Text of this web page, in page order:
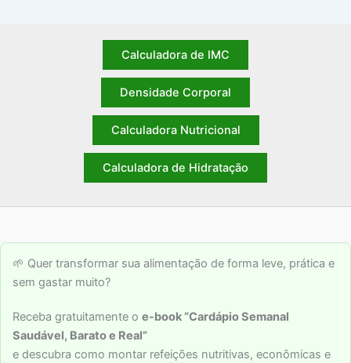
Calculadora de IMC
Densidade Corporal
Calculadora Nutricional
Calculadora de Hidratação
🌱 Quer transformar sua alimentação de forma leve, prática e
sem gastar muito?
Receba gratuitamente o e-book “Cardápio Semanal
Saudável, Barato e Real”
e descubra como montar refeições nutritivas, econômicas e